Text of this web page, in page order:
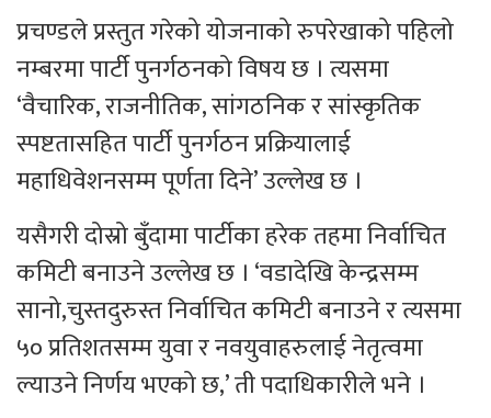
प्रचण्डले प्रस्तुत गरेको योजनाको रुपरेखाको पहिलो
नम्बरमा पार्टी पुनर्गठनको विषय छ । त्यसमा
‘वैचारिक, राजनीतिक, सांगठनिक र सांस्कृतिक
स्पष्टतासहित पार्टी पुनर्गठन प्रक्रियालाई
महाधिवेशनसम्म पूर्णता दिने’ उल्लेख छ ।
यसैगरी दोस्रो बुँदामा पार्टीका हरेक तहमा निर्वाचित
कमिटी बनाउने उल्लेख छ । ‘वडादेखि केन्द्रसम्म
सानो,चुस्तदुरुस्त निर्वाचित कमिटी बनाउने र त्यसमा
५० प्रतिशतसम्म युवा र नवयुवाहरुलाई नेतृत्वमा
ल्याउने निर्णय भएको छ,’ ती पदाधिकारीले भने ।